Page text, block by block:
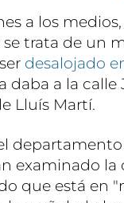
a los
trata de un
desalojado
daba a la calle
Lluís Martí.
examinado la
que está en